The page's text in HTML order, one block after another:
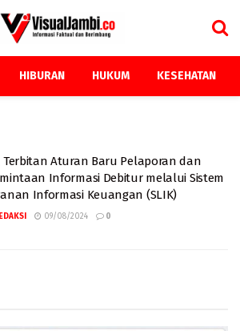
HIBURAN HUKUM KESEHATAN
Terbitan Aturan Baru Pelaporan dan
Informasi Debitur melalui Sistem
Informasi Keuangan (SLIK)
09/08/2024 0